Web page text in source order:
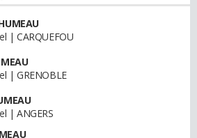
| CARQUEFOU
| GRENOBLE
| ANGERS